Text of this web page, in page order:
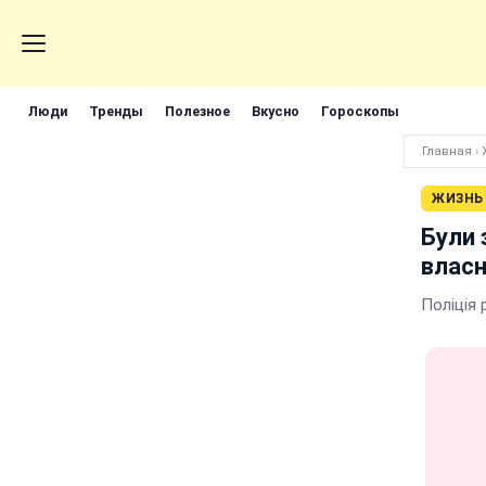
Люди Тренды Полезное Вкусно Гороскопы
Главная ›
ЖИЗНЬ
Були
Поліція